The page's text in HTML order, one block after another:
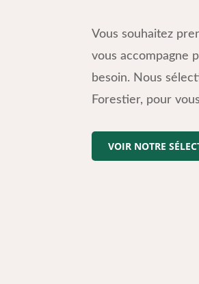
Vous souhaitez
vous accompagne
besoin. Nous
Forestier, pour
VOIR NOTRE